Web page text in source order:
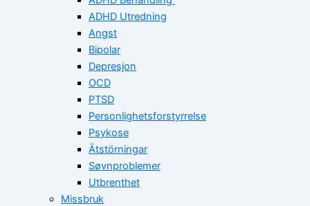
ADHD Utredning
Angst
Bipolar
Depresjon
OCD
PTSD
Personlighetsforstyrrelse
Psykose
Ätstörningar
Søvnproblemer
Utbrenthet
Missbruk